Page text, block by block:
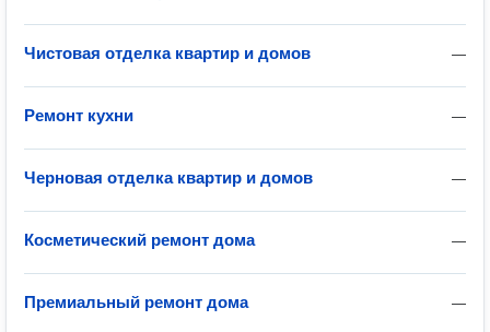
—
Чистовая отделка квартир и домов
—
Ремонт кухни
—
Черновая отделка квартир и домов
—
Косметический ремонт дома
—
Премиальный ремонт дома